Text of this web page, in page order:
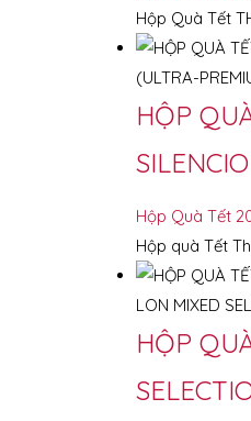
Hộp Quà Tết
HỘP
Hộp Quà Tết
Hộp quà Tết
HỘP